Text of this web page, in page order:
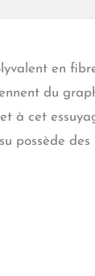
en
du
à cet
possède